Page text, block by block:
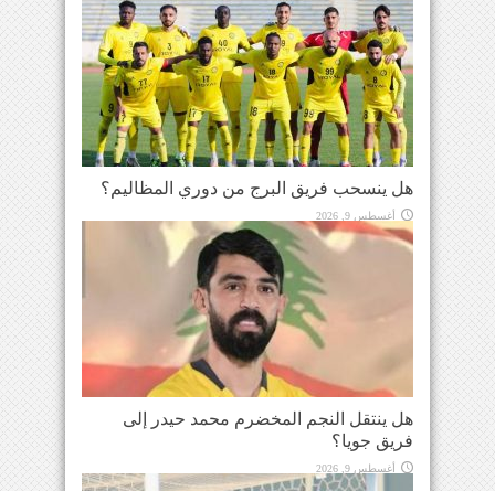
هل ينسحب فريق البرج من دوري المظاليم؟
أغسطس 9, 2026
هل ينتقل النجم المخضرم محمد حيدر إلى
فريق جويا؟
أغسطس 9, 2026